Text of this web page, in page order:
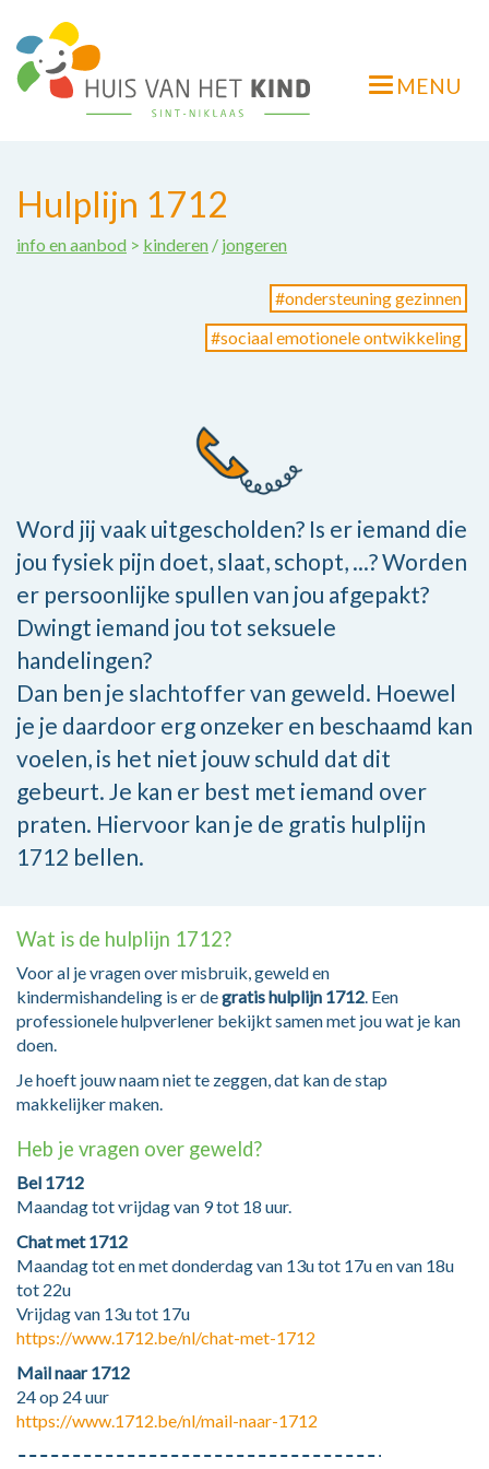
naar
de
Navigatie
MENU
Hulplijn 1712
info en aanbod > kinderen jongeren
ondersteuning gezinnen
sociaal emotionele ontwikkeling
Word jij vaak uitgescholden? Is er iemand die
jou fysiek pijn doet, slaat, schopt, ...? Worden
er persoonlijke spullen van jou afgepakt?
Dwingt iemand jou tot seksuele
handelingen?
Dan ben je slachtoffer van geweld. Hoewel
je je daardoor erg onzeker en beschaamd kan
voelen, is het niet jouw schuld dat dit
gebeurt. Je kan er best met iemand over
praten. Hiervoor kan je de gratis hulplijn
1712 bellen.
Wat is de hulplijn 1712?
Voor al je vragen over misbruik, geweld en
kindermishandeling is er degratis hulplijn 1712. Een
professionele hulpverlener bekijkt samen met jou wat je kan
doen.
Je hoeft jouw naam niet te zeggen, dat kan de stap
makkelijker maken.
Heb je vragen over geweld?
Bel 1712
Maandag tot vrijdag van 9 tot 18 uur.
Chat met 1712
Maandag tot en met donderdag van 13u tot 17u en van 18u
tot 22u
Vrijdag van 13u tot 17u
https://www.1712.be/nl/chat-met-1712
Mail naar 1712
24 op 24 uur
https://www.1712.be/nl/mail-naar-1712